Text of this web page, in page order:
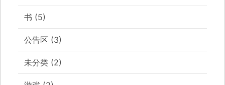
书 (5)
公告区 (3)
未分类 (2)